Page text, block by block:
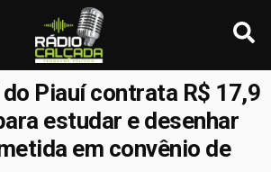
Piauí contrata R$ 17,9
estudar e desenhar
em convênio de